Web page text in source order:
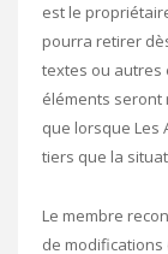
est le
pourra retirer
textes ou autres
éléments seront
que lorsque Les
tiers que la
Le membre
de